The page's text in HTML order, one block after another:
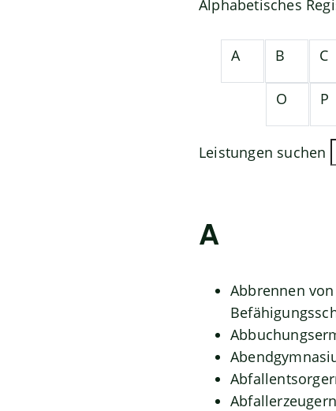
Alphabetisches
A B C
O P
Leistungen suchen
A
Abbrennen